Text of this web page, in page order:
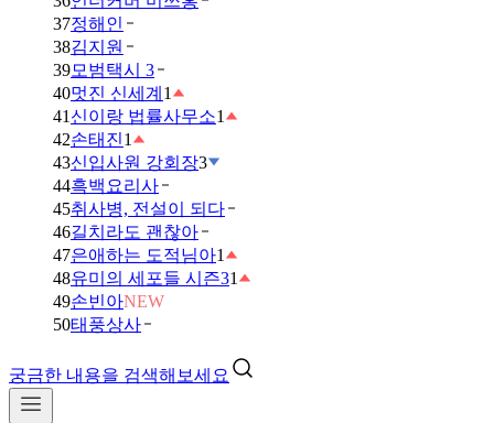
37정해인
38김지원
39모범택시 3
40멋진 신세계 1
41 신이랑 법률사무소1
42손태진1
43신입사원 강회장3
44흑백요리사
45취사병, 전설이 되다
46길치라도 괜찮아
47은애하는 도적님아1
48유미의 세포들 시즌31
49손빈아NEW
50태풍상사
궁금한 내용을 검색해보세요